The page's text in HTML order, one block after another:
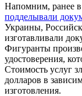
Напомним, ранее
подделывали
Украины,
изготавливали
Фигуранты
удостоверения,
Стоимость услуг
долларов в
изготовления.